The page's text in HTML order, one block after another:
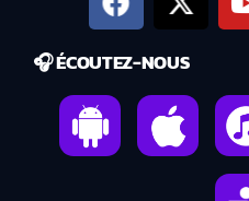
🎧 ÉCOUTEZ-NOUS